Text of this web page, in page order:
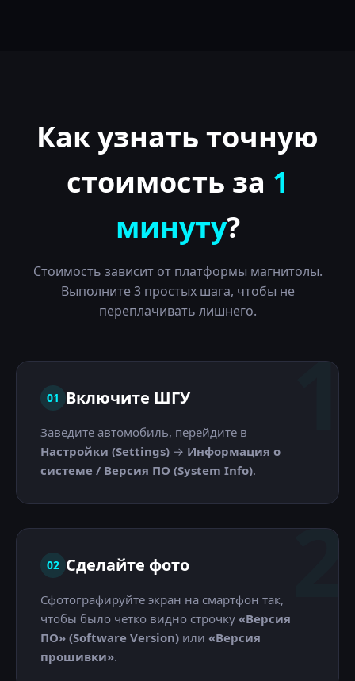
Как узнать точную
стоимость за 1
минуту?
Стоимость зависит от платформы магнитолы.
Выполните 3 простых шага, чтобы не
переплачивать лишнего.
1
01 Включите ШГУ
Заведите автомобиль, перейдите в
Настройки (Settings) → Информация о
системе / Версия ПО (System Info).
2
02 Сделайте фото
Сфотографируйте экран на смартфон так,
чтобы было четко видно строчку «Версия
ПО» (Software Version) или «Версия
прошивки».